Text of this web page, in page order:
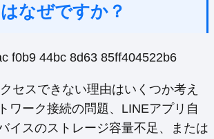
はなぜですか？
セスできない理由はいくつか考え
ワーク接続の問題、LINEアプリ自
イスのストレージ容量不足、または